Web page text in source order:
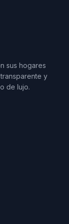
sus hogares
y
de lujo.